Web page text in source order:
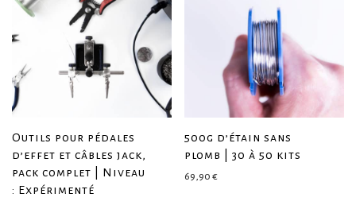
Outils pour pédales
d’effet et câbles jack,
pack complet | Niveau
: Expérimenté
500g d’étain sans
plomb | 30 à 50 kits
69,90 €